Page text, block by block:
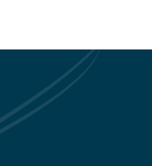
aktuellen Metastudie
Gehirnregionen
der Studie
Psychiatry